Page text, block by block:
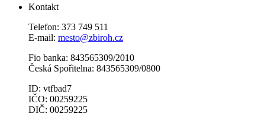
Kontakt
Telefon: 373 749 511
E-mail: mesto@zbiroh.cz
Fio banka: 843565309/2010
Česká Spořitelna: 843565309/0800
ID: vtfbad7
IČO: 00259225
DIČ: 00259225